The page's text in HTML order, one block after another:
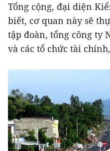
Tổng cộng, đại diện
biết, cơ quan này sẽ
tập đoàn, tổng công ty
và các tổ chức tài